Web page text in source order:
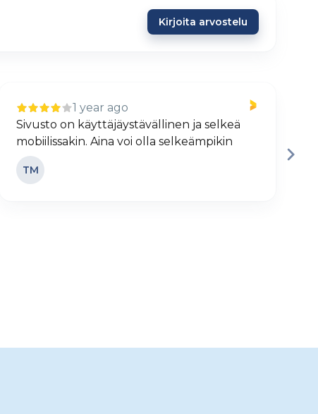
Kirjoita arvostelu
1 year ago
Sivusto on käyttäjäystävällinen ja selkeä
mobiilissakin. Aina voi olla selkeämpikin
TM